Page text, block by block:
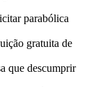
parabólica
gratuita de
que descumprir